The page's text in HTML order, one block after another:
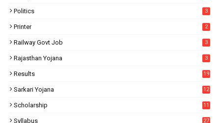
Politics 3
Printer 2
Railway Govt Job 3
Rajasthan Yojana 3
Results 19
Sarkari Yojana 12
Scholarship 11
Syllabus 27